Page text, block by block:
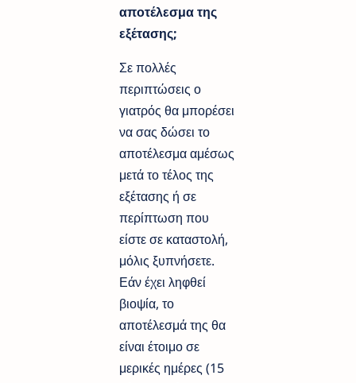
αποτέλεσμα της
εξέτασης;
Σε πολλές
περιπτώσεις ο
γιατρός θα μπορέσει
να σας δώσει το
αποτέλεσμα αμέσως
μετά το τέλος της
εξέτασης ή σε
περίπτωση που
είστε σε καταστολή,
μόλις ξυπνήσετε.
Εάν έχει ληφθεί
βιοψία, το
αποτέλεσμά της θα
είναι έτοιμο σε
μερικές ημέρες (15